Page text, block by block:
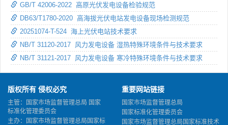
GB/T 42006-2022 高原光伏发电设备检验规范
DB63/T1780-2020 高海拔光伏电站发电设备现场检测规范
20251074-T-524 海上光伏电站技术要求
NB/T 31120-2017 风力发电设备 湿热特殊环境条件与技术要求
NB/T 31121-2017 风力发电设备 寒冷特殊环境条件与技术要求
版权所有 侵权必究
主管：国家市场监督管理总局 国家
标准化管理委员会
主办：国家市场监督管理总局国家标
重要网站链接
国家市场监督管理总局
国家标准化管理委员会
国家市场监督管理总局国家标准技术